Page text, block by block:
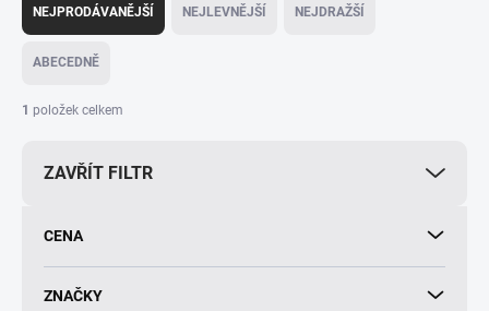
z
í
NEJPRODÁVANĚJŠÍ NEJLEVNĚJŠÍ NEJDRAŽŠÍ
ABECEDNĚ
1 položek celkem
ZAVŘÍT FILTR
CENA
ZNAČKY